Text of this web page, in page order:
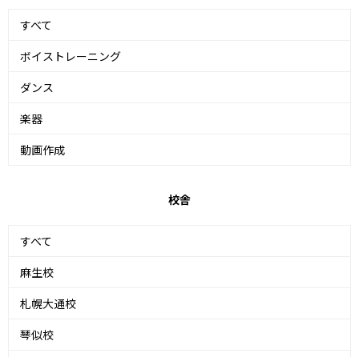
すべて
ボイストレーニング
ダンス
楽器
動画作成
校舎
すべて
麻生校
札幌大通校
琴似校